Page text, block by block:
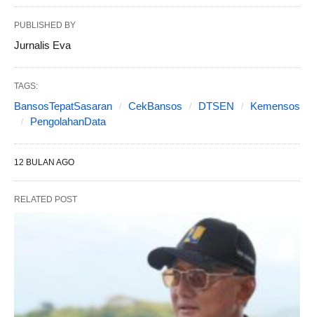
PUBLISHED BY
Jurnalis Eva
TAGS:
BansosTepatSasaran CekBansos DTSEN
Kemensos
PengolahanData
12 BULAN AGO
RELATED POST